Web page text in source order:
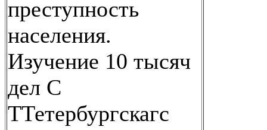
преступность
населения.
Изучение 10 тысяч
дел С
ТТетербургскагс